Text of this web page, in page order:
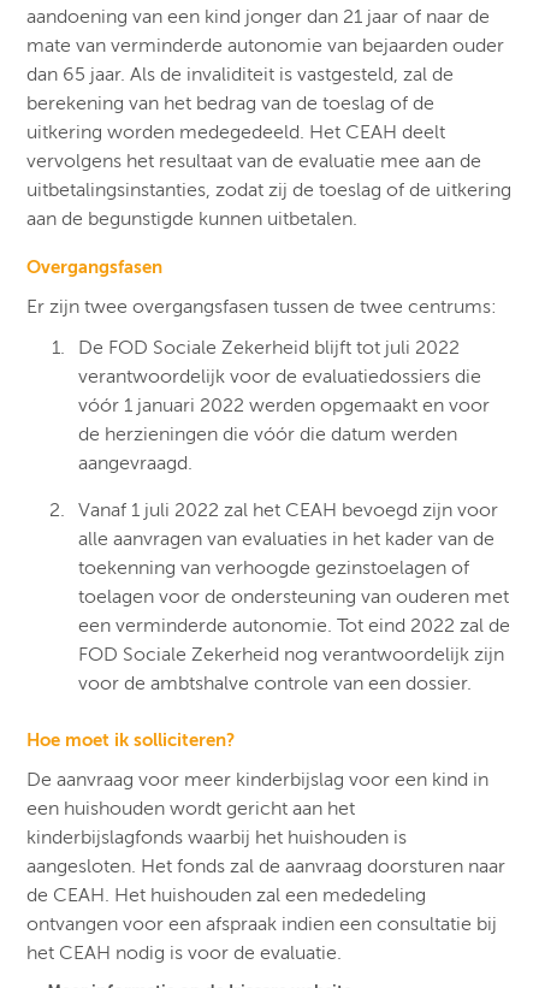
aandoening van een kind jonger dan 21 jaar of naar de
mate van verminderde autonomie van bejaarden ouder
dan 65 jaar. Als de invaliditeit is vastgesteld, zal de
berekening van het bedrag van de toeslag of de
uitkering worden medegedeeld. Het CEAH deelt
vervolgens het resultaat van de evaluatie mee aan de
uitbetalingsinstanties, zodat zij de toeslag of de uitkering
aan de begunstigde kunnen uitbetalen.
Overgangsfasen
Er zijn twee overgangsfasen tussen de twee centrums:
De FOD Sociale Zekerheid blijft tot juli 2022
verantwoordelijk voor de evaluatiedossiers die
vóór 1 januari 2022 werden opgemaakt en voor
de herzieningen die vóór die datum werden
aangevraagd.
Vanaf 1 juli 2022 zal het CEAH bevoegd zijn voor
alle aanvragen van evaluaties in het kader van de
toekenning van verhoogde gezinstoelagen of
toelagen voor de ondersteuning van ouderen met
een verminderde autonomie. Tot eind 2022 zal de
FOD Sociale Zekerheid nog verantwoordelijk zijn
voor de ambtshalve controle van een dossier.
Hoe moet ik solliciteren?
De aanvraag voor meer kinderbijslag voor een kind in
een huishouden wordt gericht aan het
kinderbijslagfonds waarbij het huishouden is
aangesloten. Het fonds zal de aanvraag doorsturen naar
de CEAH. Het huishouden zal een mededeling
ontvangen voor een afspraak indien een consultatie bij
het CEAH nodig is voor de evaluatie.